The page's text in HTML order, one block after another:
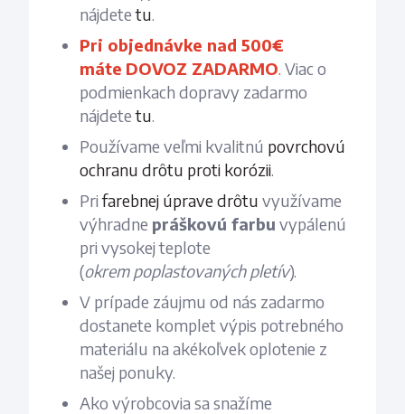
nájdetetu
Pri objednávke nad 500€
máte DOVOZ ZADARMO Viac o
podmienkach dopravy zadarmo
nájdetetu
Používame veľmi kvalitnú povrchovú
ochranu drôtu proti korózii
Prifarebnej úprave drôtu využívame
výhradne práškovú farbu vypálenú
pri vysokej teplote
(okrem poplastovaných pletív).
V prípade záujmu od nás zadarmo
dostanete komplet výpis potrebného
materiálu na akékoľvek oplotenie z
našej ponuky.
Ako výrobcovia sa snažíme